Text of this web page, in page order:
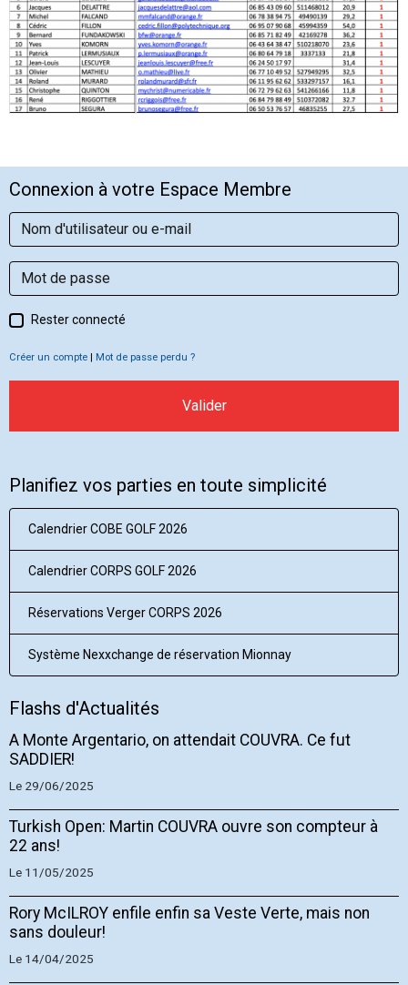
Connexion à votre Espace Membre
Rester connecté
Créer un compte Mot de passe perdu ?
Valider
Planifiez vos parties en toute simplicité
Calendrier COBE GOLF 2026
Calendrier CORPS GOLF 2026
Réservations Verger CORPS 2026
Système Nexxchange de réservation Mionnay
Flashs d'Actualités
A Monte Argentario, on attendait COUVRA. Ce fut
SADDIER!
Le 29/06/2025
Turkish Open: Martin COUVRA ouvre son compteur à
22 ans!
Le 11/05/2025
Rory McILROY enfile enfin sa Veste Verte, mais non
sans douleur!
Le 14/04/2025